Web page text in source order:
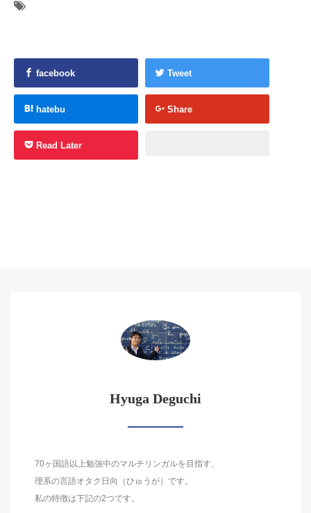
facebook Tweet
hatebu Share
Read Later
Hyuga Deguchi
70ヶ国語以上勉強中のマルチリンガルを目指す、
理系の言語オタク日向（ひゅうが）です。
私の特徴は下記の2つです。